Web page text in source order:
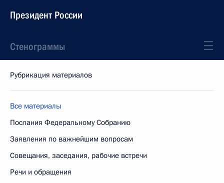
Президент России
Стенограммы
Рубрикация материалов
Все материалы
Послания Федеральному Собранию
Заявления по важнейшим вопросам
Совещания, заседания, рабочие встречи
Речи и обращения